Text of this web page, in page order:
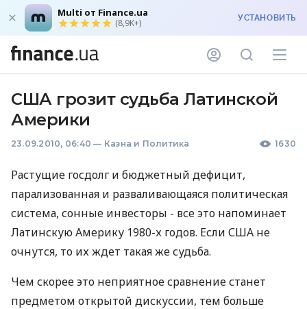
Multi от Finance.ua
(8,9K+) УСТАНОВИТЬ
США грозит судьба Латинской
Америки
23.09.2010, 06:40 — Казна и Политика 1630
Растущие госдолг и бюджетный дефицит,
парализованная и разваливающаяся политическая
система, сонные инвесторы - все это напоминает
Латинскую Америку 1980-х годов. Если США не
очнутся, то их ждет такая же судьба.
Чем скорее это неприятное сравнение станет
предметом открытой дискуссии, тем больше